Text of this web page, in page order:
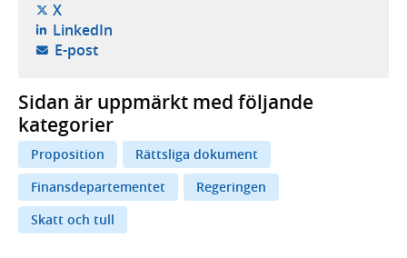
X- öppnas i ny flik, extern webbplats,
LinkedIn- öppnas i ny flik, extern webbplats,
E-post- öppnar din e-postklient,
Sidan är uppmärkt med följande
kategorier
Proposition
Rättsliga dokument
Finansdepartementet
Regeringen
Skatt och tull